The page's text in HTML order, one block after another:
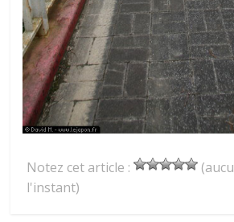
Notez cet article :
l'instant)